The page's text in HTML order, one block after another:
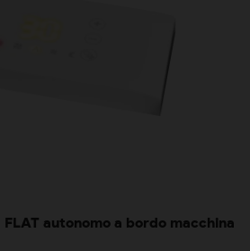
autonomo a bordo macchina